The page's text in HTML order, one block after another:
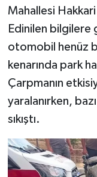
Mahallesi
Edinilen bilgilere
otomobil henüz
kenarında park
Çarpmanın
yaralanırken,
sıkıştı.